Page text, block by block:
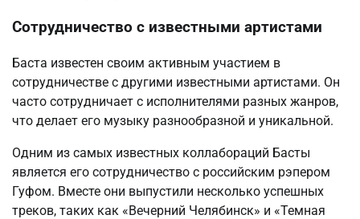
Сотрудничество с известными артистами
Баста известен своим активным участием в
сотрудничестве с другими известными артистами. Он
часто сотрудничает с исполнителями разных жанров,
что делает его музыку разнообразной и уникальной.
Одним из самых известных коллабораций Басты
является его сотрудничество с российским рэпером
Гуфом. Вместе они выпустили несколько успешных
треков, таких как «Вечерний Челябинск» и «Темная